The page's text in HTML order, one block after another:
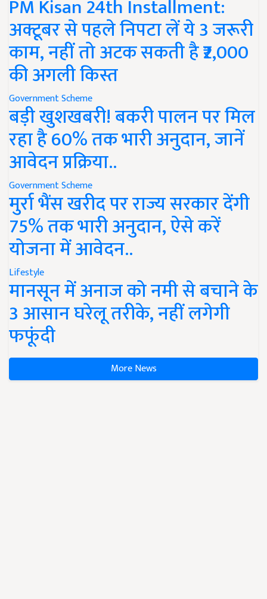
PM Kisan 24th Installment:
अक्टूबर से पहले निपटा लें ये 3 जरूरी
काम, नहीं तो अटक सकती है ₹2,000
की अगली किस्त
Government Scheme
बड़ी खुशखबरी! बकरी पालन पर मिल
रहा है 60% तक भारी अनुदान, जानें
आवेदन प्रक्रिया..
Government Scheme
मुर्रा भैंस खरीद पर राज्य सरकार देंगी
75% तक भारी अनुदान, ऐसे करें
योजना में आवेदन..
Lifestyle
मानसून में अनाज को नमी से बचाने के
3 आसान घरेलू तरीके, नहीं लगेगी
फफूंदी
More News